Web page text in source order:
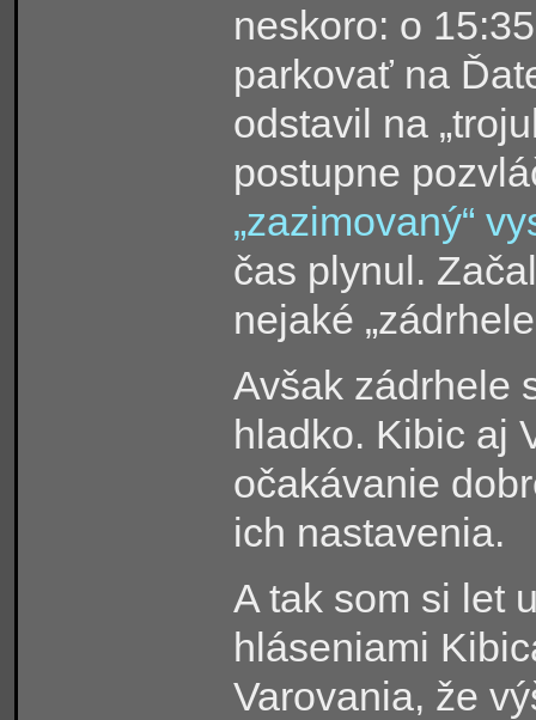
neskoro: o
parkovať na
odstavil na
postupne
„zazimovaný“
čas plynul.
nejaké
Avšak zádrhele
hladko. Kibic aj
očakávanie
ich nastavenia.
A tak som si let
hláseniami
Varovania, že